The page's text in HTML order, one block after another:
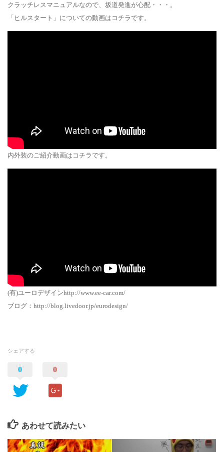
クラッチレスマニュアルなので、坂道発進が心配・・・。
「ヒルスタート」についての動画はコチラです。
内外装のご紹介動画はコチラです。
(有)ユーロデザインhttp://www.ee-car.com/
ブログ：http://blog.livedoor.jp/eurodesign/
シェアする
0 0
あわせて読みたい